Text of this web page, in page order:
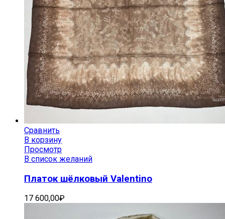
Сравнить
В корзину
Просмотр
В список желаний
Платок шёлковый Valentino
17 600,00₽